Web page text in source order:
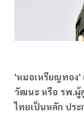
'หมอเหรียญทอง'
วัฒนะ หรือ รพ.ผู้
ไทยเป็นหลัก ปร